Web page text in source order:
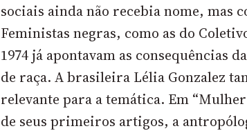
sociais ainda não recebia nome, mas
Feministas negras, como as do
1974 já apontavam as consequências
de raça. A brasileira Lélia Gonzalez
relevante para a temática. Em
de seus primeiros artigos, a